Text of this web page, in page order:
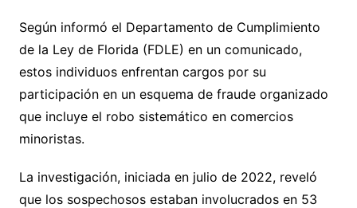
Según informó el Departamento de Cumplimiento
de la Ley de Florida (FDLE) en un comunicado,
estos individuos enfrentan cargos por su
participación en un esquema de fraude organizado
que incluye el robo sistemático en comercios
minoristas.
La investigación, iniciada en julio de 2022, reveló
que los sospechosos estaban involucrados en 53